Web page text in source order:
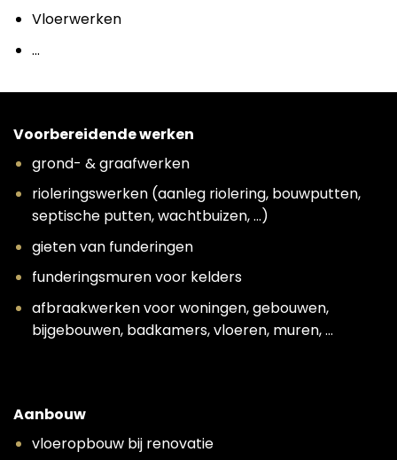
Vloerwerken
…
Voorbereidende werken
grond- & graafwerken
rioleringswerken (aanleg riolering, bouwputten,
septische putten, wachtbuizen, …)
gieten van funderingen
funderingsmuren voor kelders
afbraakwerken voor woningen, gebouwen,
bijgebouwen, badkamers, vloeren, muren, …
Aanbouw
vloeropbouw bij renovatie